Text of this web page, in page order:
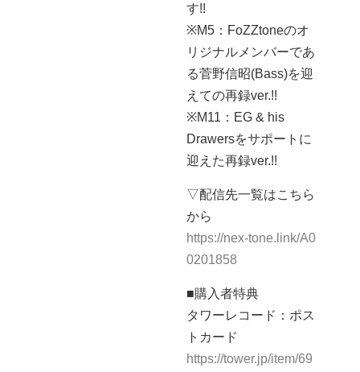
す!!
※M5：FoZZtoneのオ
リジナルメンバーであ
る菅野信昭(Bass)を迎
えての再録ver.!!
※M11：EG & his
Drawersをサポートに
迎えた再録ver.!!
▽配信先一覧はこちら
から
https://nex-tone.link/A0
0201858
■購入者特典
タワーレコード：ポス
トカード
https://tower.jp/item/69